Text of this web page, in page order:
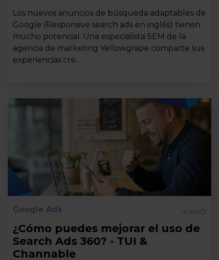
Los nuevos anuncios de búsqueda adaptables de
Google (Responsive search ads en inglés) tienen
mucho potencial. Una especialista SEM de la
agencia de marketing Yellowgrape comparte sus
experiencias cre...
Google Ads 4min
¿Cómo puedes mejorar el uso de
Search Ads 360? - TUI &
Channable